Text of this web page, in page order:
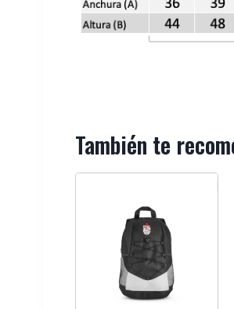
También te